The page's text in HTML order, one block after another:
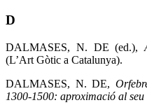
D
DALMASES, N. DE (ed.),
(L’Art Gòtic a Catalunya).
DALMASES, N. DE,
1300-1500: aproximació al seu